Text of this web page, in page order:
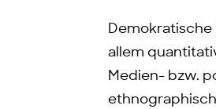
allem
Medien- bzw.